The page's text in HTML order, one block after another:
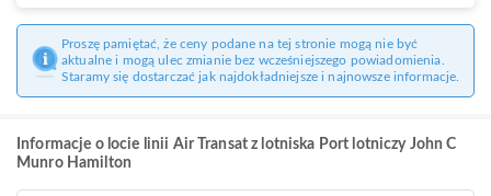
Proszę pamiętać, że ceny podane na tej stronie mogą nie być
aktualne i mogą ulec zmianie bez wcześniejszego powiadomienia.
Staramy się dostarczać jak najdokładniejsze i najnowsze informacje.
Informacje o locie linii Air Transat z lotniska Port lotniczy John C
Munro Hamilton